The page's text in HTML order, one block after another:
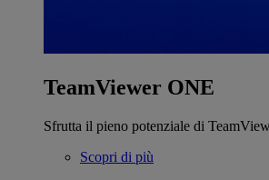
TeamViewer ONE
Sfrutta il pieno potenziale di
Scopri di più